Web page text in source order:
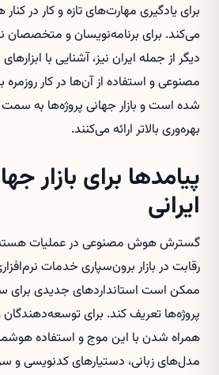
برای یادگیری مهارت‌های تازه و کار در
می‌کند. برای برنامه‌نویسان و متخصصان
دیگر از جمله ایران نیز، آشنایی با
مصنوعی و استفاده از آن‌ها در کار
شده است و بازار جهانی پروژه‌ها به
بهره‌وری بالاتر ارائه می‌کنند.
پیامدها برای بازار
ایرانی
گسترش هوش مصنوعی در عملیات
رقابت در بازار برون‌سپاری خدمات
ممکن است استانداردهای جدیدی
پروژه‌ها تعریف کند. برای توسعه‌دهندگان
همراه شدن با این موج و استفاده
مدل‌های زبانی، دستیارهای کدنویسی و